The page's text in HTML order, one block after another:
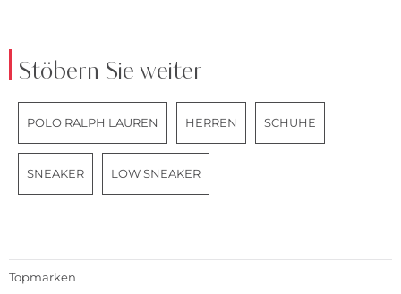
Stöbern Sie weiter
POLO RALPH LAUREN HERREN SCHUHE
SNEAKER LOW SNEAKER
Topmarken